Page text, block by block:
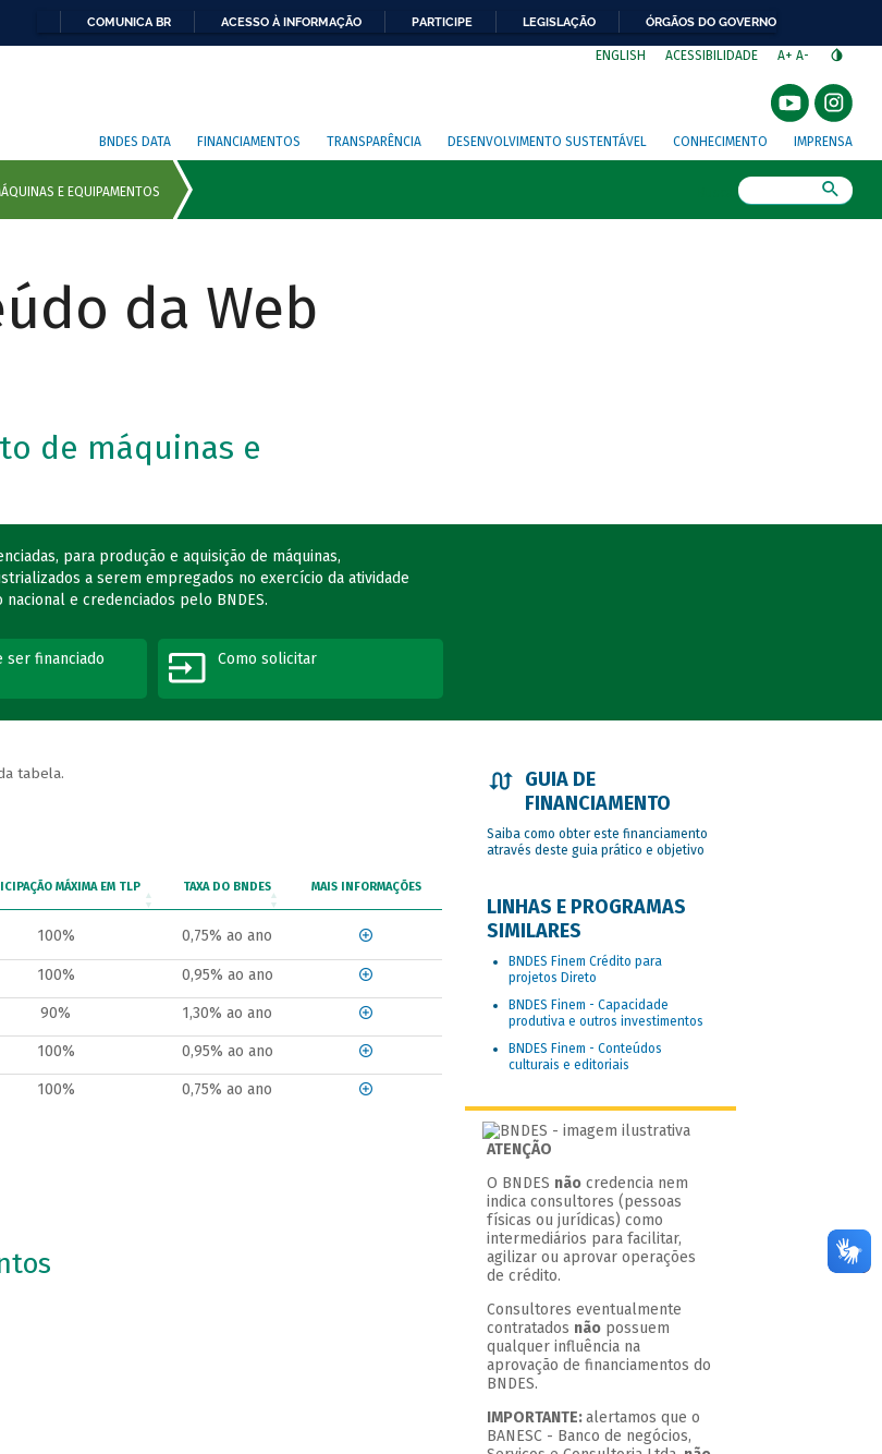
COMUNICA BR ACESSO À INFORMAÇÃO PARTICIPE LEGISLAÇÃO ÓRGÃOS DO GOVERNO
ENGLISH ACESSIBILIDADE A+ A-
BNDES DATA FINANCIAMENTOS TRANSPARÊNCIA DESENVOLVIMENTO SUSTENTÁVEL CONHECIMENTO IMPRENSA
da Web
de máquinas e
para produção e aquisição de máquinas,
a serem empregados no exercício da atividade
e credenciados pelo BNDES.
ser financiado Como solicitar
tabela.
MÁXIMA EM TLP TAXA DO BNDES MAIS INFORMAÇÕES
100% 0,75% ao ano
100% 0,95% ao ano
90% 1,30% ao ano
100% 0,95% ao ano
100% 0,75% ao ano
GUIA DE
FINANCIAMENTO
Saiba como obter este financiamento
através deste guia prático e objetivo
LINHAS E PROGRAMAS
SIMILARES
BNDES Finem Crédito para
projetos Direto
BNDES Finem - Capacidade
produtiva e outros investimentos
BNDES Finem - Conteúdos
culturais e editoriais
ATENÇÃO
O BNDES não credencia nem
indica consultores (pessoas
físicas ou jurídicas) como
intermediários para facilitar,
agilizar ou aprovar operações
de crédito.
Consultores eventualmente
contratados não possuem
qualquer influência na
aprovação de financiamentos do
BNDES.
IMPORTANTE:alertamos que o
BANESC - Banco de negócios,